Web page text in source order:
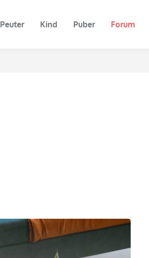
Peuter Kind Puber Forum